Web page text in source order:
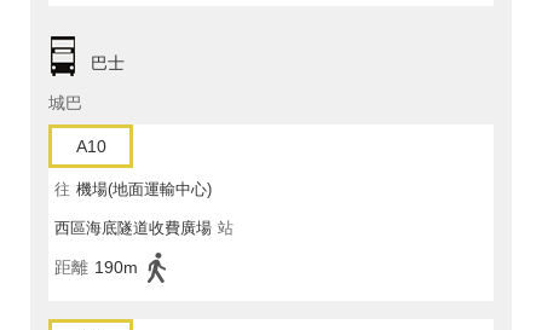
巴士
城巴
A10
往 機場(地面運輸中心)
西區海底隧道收費廣場 站
距離 190m